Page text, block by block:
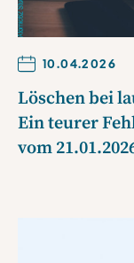
10.04.2026
Löschen bei
Ein teurer
vom